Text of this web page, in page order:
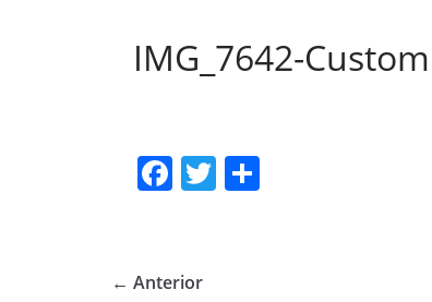
IMG_7642-Custom
F
e
T
← Anterior